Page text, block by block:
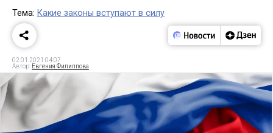
Тема: Какие законы вступают в силу
02.01.2021 04:07
Автор: Евгения Филиппова